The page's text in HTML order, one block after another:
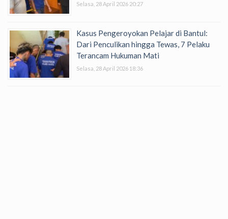
Selasa, 28 April 2026 20:27
Kasus Pengeroyokan Pelajar di Bantul:
Dari Penculikan hingga Tewas, 7 Pelaku
Terancam Hukuman Mati
Selasa, 28 April 2026 18:36